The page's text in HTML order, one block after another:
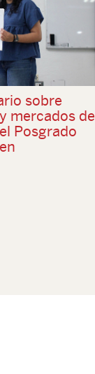
sobre
mercados de
Posgrado